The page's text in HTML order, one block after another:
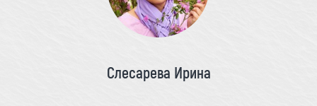
Слесарева Ирина